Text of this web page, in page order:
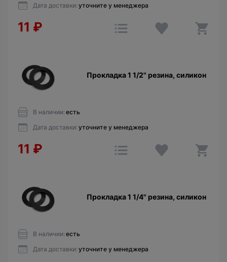
Дата доставки: уточните у менеджера
11 ₽
Прокладка 1 1/2" резина, силикон
В наличии: есть
Дата доставки: уточните у менеджера
11 ₽
Прокладка 1 1/4" резина, силикон
В наличии: есть
Дата доставки: уточните у менеджера